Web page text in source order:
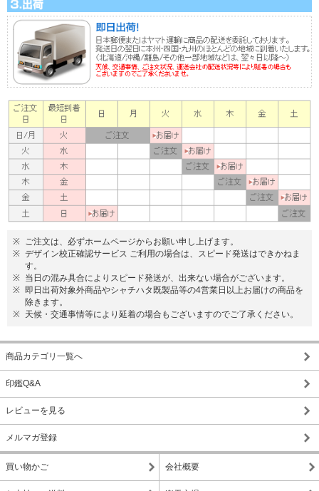
ご注文は、必ずホームページからお願い申し上げます。
デザイン校正確認サービス ご利用の場合は、スピード発送はできかねま
す。
当日の混み具合によりスピード発送が、出来ない場合がございます。
即日出荷対象外商品やシャチハタ既製品等の4営業日以上お届けの商品を
除きます。
天候・交通事情等により延着の場合もございますのでご了承ください。
商品カテゴリ一覧へ
印鑑Q&A
レビューを見る
メルマガ登録
買い物かご 会社概要